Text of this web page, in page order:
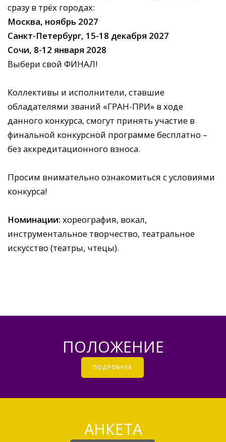
сразу в трёх городах:
Москва, ноябрь 2027
Санкт-Петербург, 15-18 декабря 2027
Сочи, 8-12 января 2028
Выбери свой ФИНАЛ!
Коллективы и исполнители, ставшие
обладателями званий «ГРАН-ПРИ» в ходе
данного конкурса, смогут принять участие в
финальной конкурсной программе бесплатно –
без аккредитационного взноса.
Просим внимательно ознакомиться с условиями
конкурса!
Номинации: хореография, вокал,
инструментальное творчество, театральное
искусство (театры, чтецы).
ПОЛОЖЕНИЕ
ПОДРОБНЕЕ
АНКЕТА